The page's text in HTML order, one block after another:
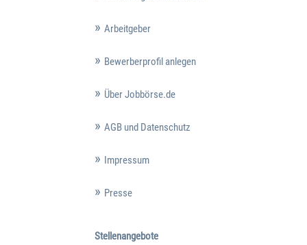
Arbeitgeber
Bewerberprofil anlegen
Über Jobbörse.de
AGB und Datenschutz
Impressum
Presse
Stellenangebote